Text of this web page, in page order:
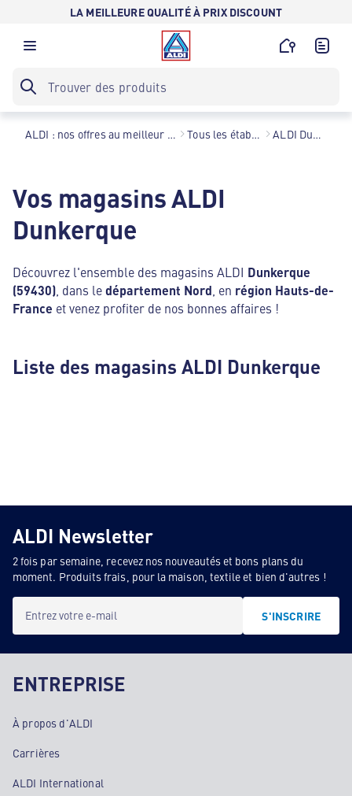
LA MEILLEURE QUALITÉ À PRIX DISCOUNT
ALDI : nos offres au meilleur prix toute l’année ! Tous les établissements ALDI Dunkerque
Vos magasins ALDI
Dunkerque
Découvrez l'ensemble des magasins ALDI Dunkerque
(59430) , dans ledépartement Nord , en région Hauts-de-
France et venez profiter de nos bonnes affaires !
Liste des magasins ALDI Dunkerque
ALDI Newsletter
2 fois par semaine, recevez nos nouveautés et bons plans du
moment. Produits frais, pour la maison, textile et bien d'autres !
Entrez votre e-mail S'INSCRIRE
ENTREPRISE
À propos d'ALDI
Carrières
ALDI International